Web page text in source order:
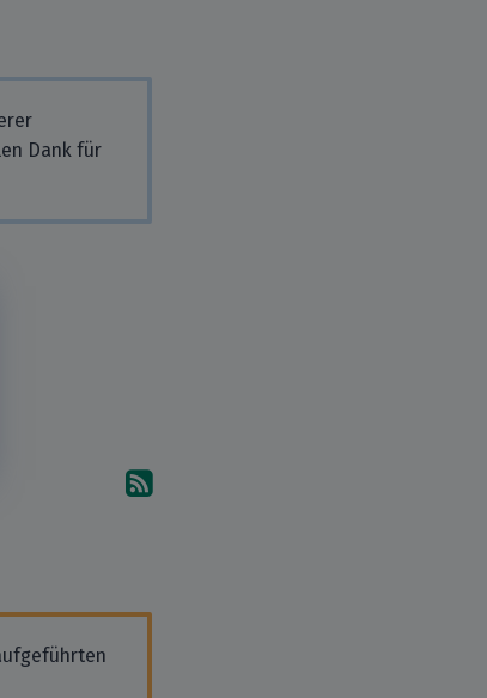
Dank für
Abonniere die